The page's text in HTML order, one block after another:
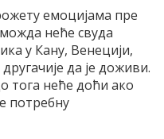
емоцијама пре
неће свуда
у Кану, Венецији,
да је доживи.
тога неће доћи ако
потребну